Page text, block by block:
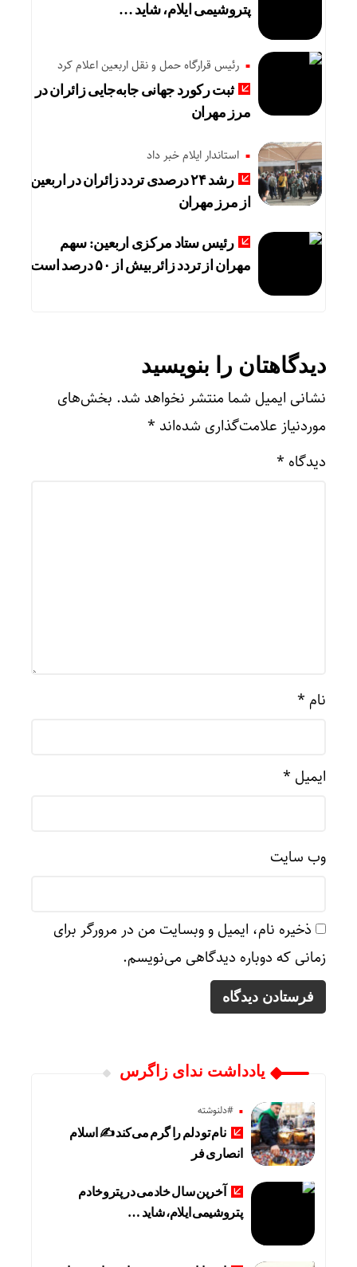
پتروشیمی ایلام، شاید …
رئیس قرارگاه حمل و نقل اربعین اعلام کرد
ثبت رکورد جهانی جابه‌جایی زائران در
مرز مهران
استاندار ایلام خبر داد
رشد ۲۴ درصدی تردد زائران در اربعین
از مرز مهران
رئیس ستاد مرکزی اربعین: سهم
مهران از تردد زائر بیش از ۵۰ درصد است
دیدگاهتان را بنویسید
نشانی ایمیل شما منتشر نخواهد شد. بخش‌های
موردنیاز علامت‌گذاری شده‌اند *
دیدگاه *
نام *
ایمیل *
وب‌ سایت
ذخیره نام، ایمیل و وبسایت من در مرورگر برای
زمانی که دوباره دیدگاهی می‌نویسم.
یادداشت ندای زاگرس
#دلنوشته
نام تو دلم را گرم می‌کند ✍️ اسلام
انصاری فر
آخرین سال خادمی در پتروخادم
پتروشیمی ایلام، شاید …